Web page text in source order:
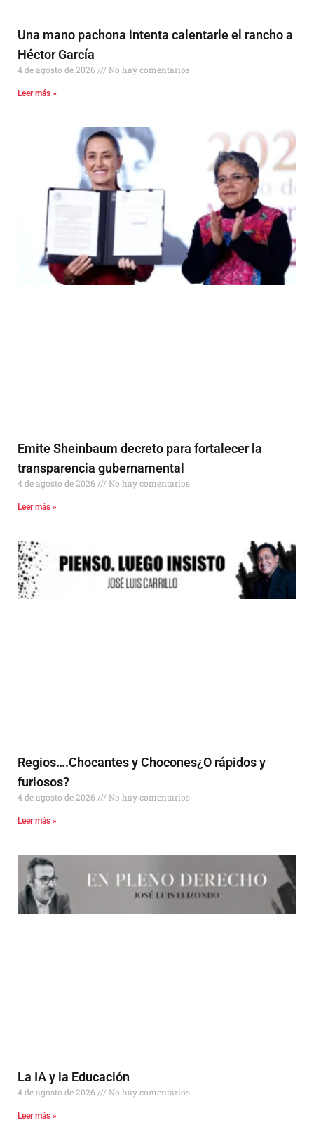
Una mano pachona intenta calentarle el rancho a
Héctor García
4 de agosto de 2026 No hay comentarios
Leer más »
Emite Sheinbaum decreto para fortalecer la
transparencia gubernamental
4 de agosto de 2026 No hay comentarios
Leer más »
Regios….Chocantes y Chocones¿O rápidos y
furiosos?
4 de agosto de 2026 No hay comentarios
Leer más »
La IA y la Educación
4 de agosto de 2026 No hay comentarios
Leer más »